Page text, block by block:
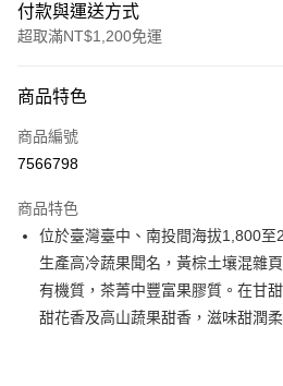
付款與運送方式
超取滿NT$1,200免運
信用卡一次付款
超商取貨付款
Apple Pay
街口支付
悠遊付
商品特色
商品編號
7566798
商品特色
位於臺灣臺中、南投間海拔1,800
生產高冷蔬果聞名，黃棕土壤混雜
有機質，茶菁中豐富果膠質。在甘
甜花香及高山蔬果甜香，滋味甜潤柔